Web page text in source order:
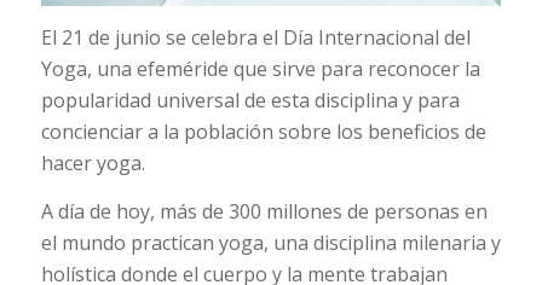
El 21 de junio se celebra el Día Internacional del
Yoga, una efeméride que sirve para reconocer la
popularidad universal de esta disciplina y para
concienciar a la población sobre los beneficios de
hacer yoga.
A día de hoy, más de 300 millones de personas en
el mundo practican yoga, una disciplina milenaria y
holística donde el cuerpo y la mente trabajan